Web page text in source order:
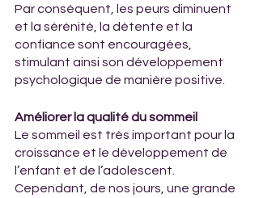
Par conséquent, les peurs diminuent
et la sérénité, la détente et la
confiance sont encouragées,
stimulant ainsi son développement
psychologique de manière positive.
Améliorer la qualité du sommeil
Le sommeil est très important pour la
croissance et le développement de
l’enfant et de l’adolescent.
Cependant, de nos jours, une grande